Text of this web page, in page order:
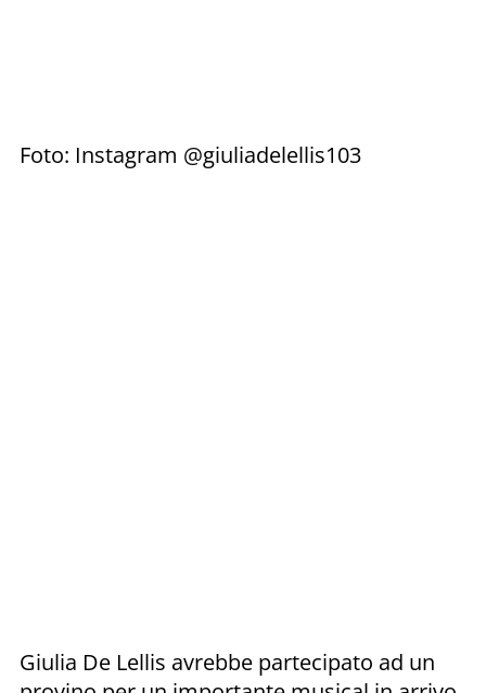
Foto: Instagram @giuliadelellis103
Giulia De Lellis avrebbe partecipato ad un